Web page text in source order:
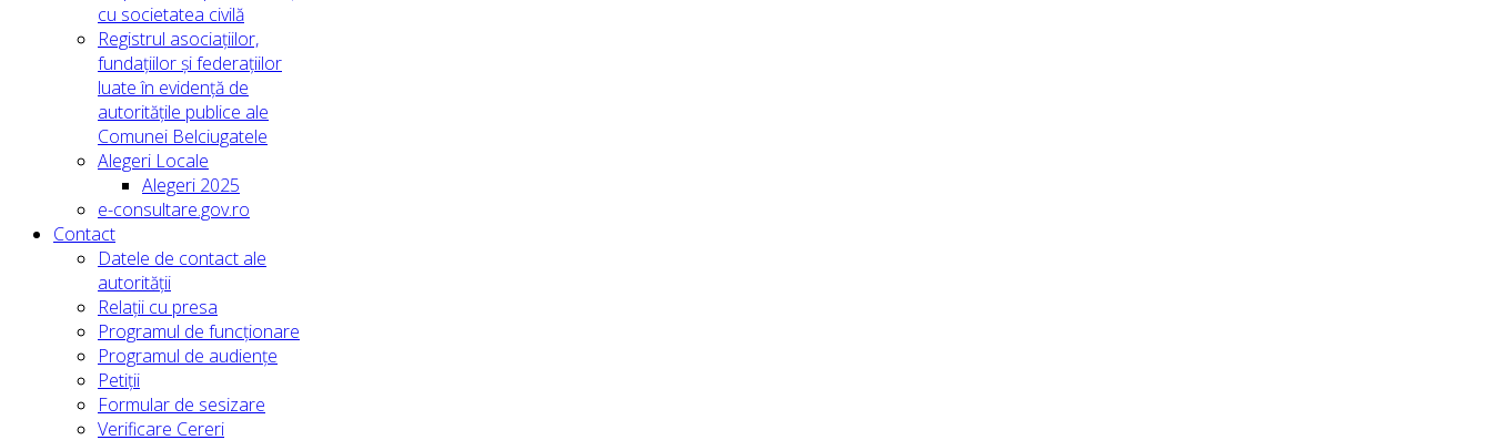
cu societatea civilă
Registrul asociațiilor,
fundațiilor și federațiilor
luate în evidență de
autoritățile publice ale
Comunei Belciugatele
Alegeri Locale
Alegeri 2025
e-consultare.gov.ro
Contact
Datele de contact ale
autorității
Relații cu presa
Programul de funcționare
Programul de audiențe
Petiții
Formular de sesizare
Verificare Cereri